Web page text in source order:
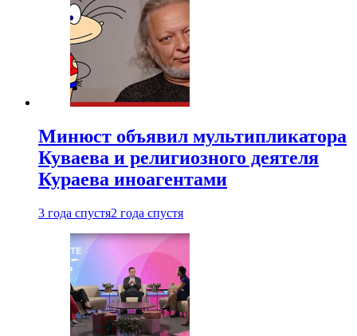
Минюст объявил мультипликатора
Куваева и религиозного деятеля
Кураева иноагентами
3 года спустя2 года спустя